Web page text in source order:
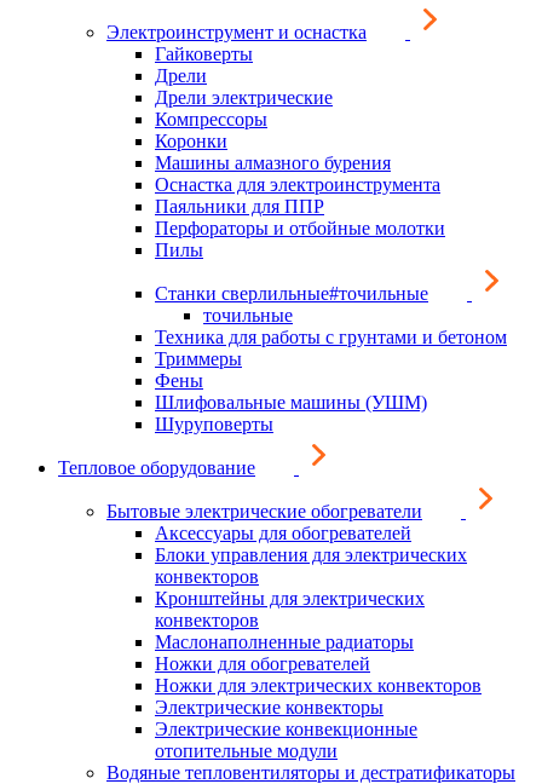
Электроинструмент и оснастка
Гайковерты
Дрели
Дрели электрические
Компрессоры
Коронки
Машины алмазного бурения
Оснастка для электроинструмента
Паяльники для ППР
Перфораторы и отбойные молотки
Пилы
Станки сверлильные#точильные
точильные
Техника для работы с грунтами и бетоном
Триммеры
Фены
Шлифовальные машины (УШМ)
Шуруповерты
Тепловое оборудование
Бытовые электрические обогреватели
Аксессуары для обогревателей
Блоки управления для электрических
конвекторов
Кронштейны для электрических
конвекторов
Маслонаполненные радиаторы
Ножки для обогревателей
Ножки для электрических конвекторов
Электрические конвекторы
Электрические конвекционные
отопительные модули
Водяные тепловентиляторы и дестратификаторы